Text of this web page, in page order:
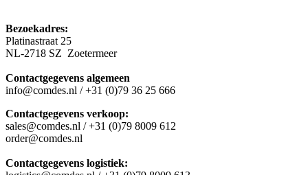
Bezoekadres:
Platinastraat 25
NL-2718 SZ Zoetermeer
Contactgegevens algemeen
info@comdes.nl / +31 (0)79 36 25 666
Contactgegevens verkoop:
sales@comdes.nl / +31 (0)79 8009 612
order@comdes.nl
Contactgegevens logistiek: